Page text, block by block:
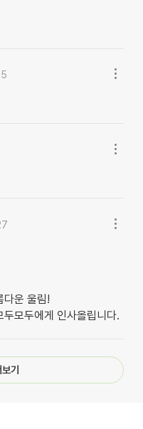
다운 울림!
모두에게 인사올립니다.
보기